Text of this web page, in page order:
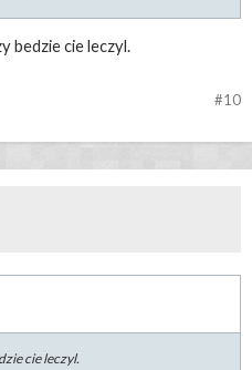
bedzie cie leczyl.
#10
cie leczyl.